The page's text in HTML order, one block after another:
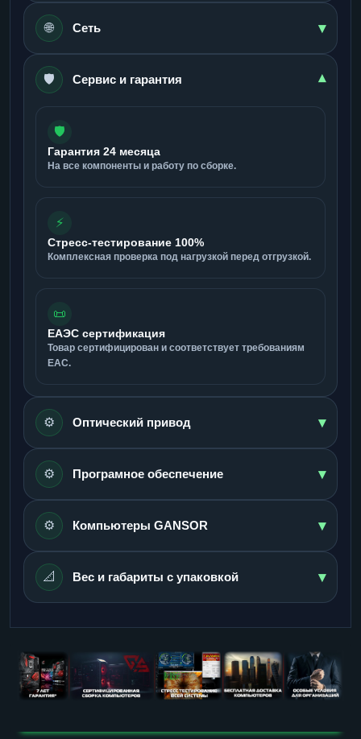
🌐 Сеть ▾
🛡️ Сервис и гарантия ▾
🛡️
Гарантия 24 месяца
На все компоненты и работу по сборке.
⚡
Стресс-тестирование 100%
Комплексная проверка под нагрузкой перед отгрузкой.
📜
ЕАЭС сертификация
Товар сертифицирован и соответствует требованиям
ЕАС.
⚙️ Оптический привод ▾
⚙️ Програмное обеспечение ▾
⚙️ Компьютеры GANSOR ▾
📐 Вес и габариты с упаковкой ▾